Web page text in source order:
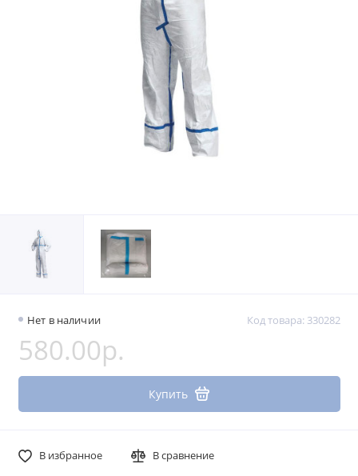
Нет в наличии Код товара: 330282
580.00р.
Купить
В избранное В сравнение